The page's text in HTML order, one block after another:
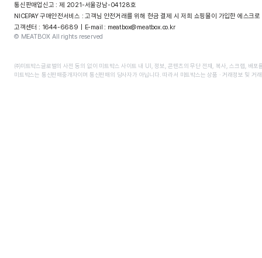
통신판매업신고 : 제 2021-서울강남-04128호
NICEPAY 구매안전서비스 : 고객님 안전거래를 위해 현금 결제 시 저희 쇼핑몰이 가입한 에스크
고객센터 : 1644-6689
E-mail : meatbox@meatbox.co.kr
© MEATBOX All rights reserved
㈜미트박스글로벌의 사전 동의 없이 미트박스 사이트 내 UI, 정보, 콘텐츠의 무단 전재, 복사, 스크랩, 배포
미트박스는 통신판매중개자이며 통신판매의 당사자가 아닙니다. 따라서 미트박스는 상품 ∙ 거래정보 및 거